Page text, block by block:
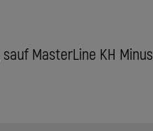
MasterLine KH Minus.